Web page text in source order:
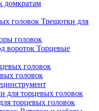
домкратам
Трещотки для
головок
Торцевые
головок
торцевых головок